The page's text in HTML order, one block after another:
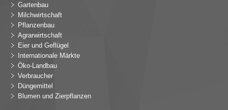
Gartenbau
Milchwirtschaft
Pflanzenbau
Agrarwirtschaft
Eier und Geflügel
Internationale Märkte
Öko-Landbau
Verbraucher
Düngemittel
Blumen und Zierpflanzen